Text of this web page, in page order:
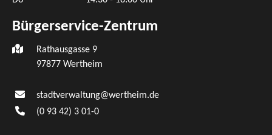
Bürgerservice-Zentrum
Rathausgasse 9
97877 Wertheim
stadtverwaltung@wertheim.de
(0 93 42) 3 01-0